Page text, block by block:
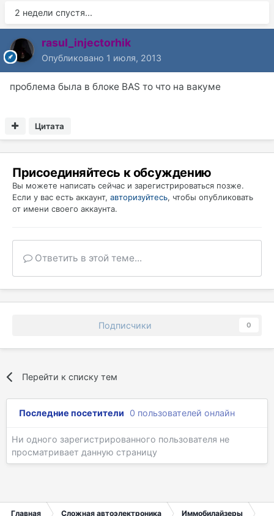
2 недели спустя...
rasul_injectorhik
Опубликовано 1 июля, 2013
проблема была в блоке BAS то что на вакуме
Цитата
Присоединяйтесь к обсуждению
Вы можете написать сейчас и зарегистрироваться позже.
Если у вас есть аккаунт, авторизуйтесь, чтобы опубликовать
от имени своего аккаунта.
Ответить в этой теме...
Подписчики 0
Перейти к списку тем
Последние посетители 0 пользователей онлайн
Ни одного зарегистрированного пользователя не
просматривает данную страницу
Главная Сложная автоэлектроника Иммобилайзеры